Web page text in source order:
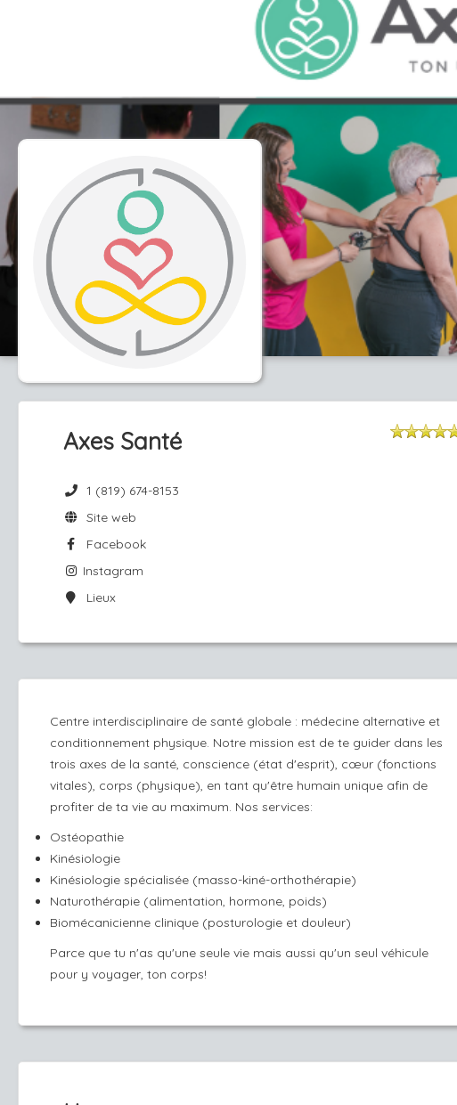
Axes Santé
1 (819) 674-8153
Site web
Facebook
Instagram
Lieux
Centre interdisciplinaire de santé globale : médecine alternative et
conditionnement physique. Notre mission est de te guider dans les
trois axes de la santé, conscience (état d'esprit), cœur (fonctions
vitales), corps (physique), en tant qu'être humain unique afin de
profiter de ta vie au maximum. Nos services:
Ostéopathie
Kinésiologie
Kinésiologie spécialisée (masso-kiné-orthothérapie)
Naturothérapie (alimentation, hormone, poids)
Biomécanicienne clinique (posturologie et douleur)
Parce que tu n'as qu'une seule vie mais aussi qu'un seul véhicule
pour y voyager, ton corps!